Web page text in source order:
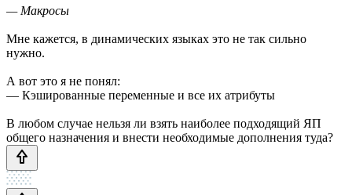
— Макросы
Мне кажется, в динамических языках это не так сильно
нужно.
А вот это я не понял:
— Кэшированные переменные и все их атрибуты
В любом случае нельзя ли взять наиболее подходящий ЯП
общего назначения и внести необходимые дополнения туда?